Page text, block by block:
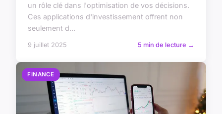
un rôle clé dans l'optimisation de vos décisions.
Ces applications d'investissement offrent non
seulement d...
9 juillet 2025 5 min de lecture →
FINANCE